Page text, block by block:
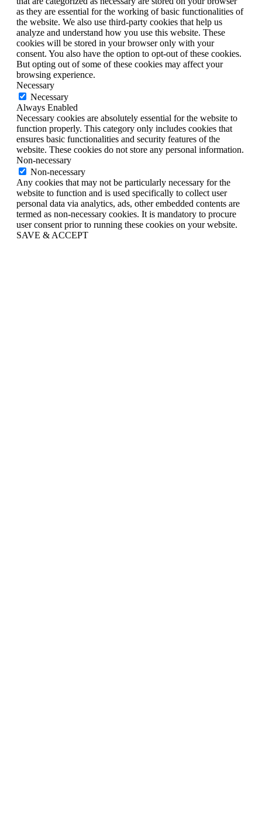
as they are essential for the working of basic functionalities of
the website. We also use third-party cookies that help us
analyze and understand how you use this website. These
cookies will be stored in your browser only with your
consent. You also have the option to opt-out of these cookies.
But opting out of some of these cookies may affect your
browsing experience.
Necessary
Necessary
Always Enabled
Necessary cookies are absolutely essential for the website to
function properly. This category only includes cookies that
ensures basic functionalities and security features of the
website. These cookies do not store any personal information.
Non-necessary
Non-necessary
Any cookies that may not be particularly necessary for the
website to function and is used specifically to collect user
personal data via analytics, ads, other embedded contents are
termed as non-necessary cookies. It is mandatory to procure
user consent prior to running these cookies on your website.
SAVE & ACCEPT